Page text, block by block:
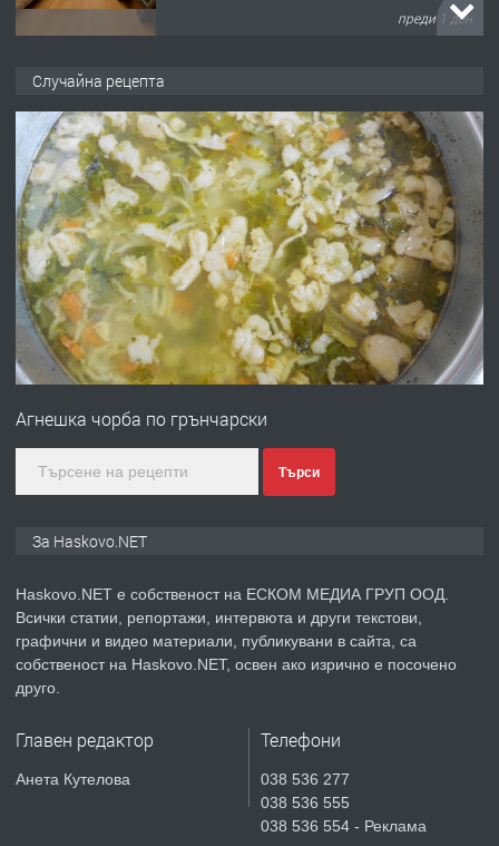
преди 1 ден
АПАРТАМЕНТ В ЦЕНТЪРА НА ГР.
ХАСКОВО
преди 2 дни
ПРЕДЛАГА Давам гараж под наем
преди 2 дни
ПРЕДЛАГА
№4120 Магазин/Офис под наем в кв.
градската градина!
преди 3 дни
ПРЕДЛАГА
Продавам парцел в гр. Хасково кв.
СГЛОБЯВАНЕ НА МЕБЕЛИ.
Случайна рецепта
Агнешка чорба по грънчарски
Търси
За Haskovo.NET
Haskovo.NET е собственост на ЕСКОМ МЕДИА ГРУП ООД.
Всички статии, репортажи, интервюта и други текстови,
графични и видео материали, публикувани в сайта, са
собственост на Haskovo.NET, освен ако изрично е посочено
друго.
Главен редактор
Анета Кутелова
Телефони
038 536 277
038 536 555
038 536 554 - Реклама